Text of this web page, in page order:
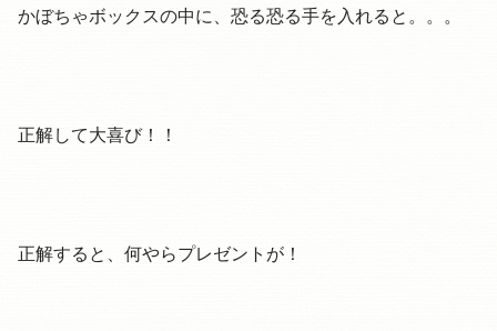
かぼちゃボックスの中に、恐る恐る手を入れると。。。
正解して大喜び！！
正解すると、何やらプレゼントが！